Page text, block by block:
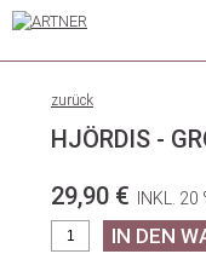
zurück
HJÖRDIS -
29,90 €
INKL. 20